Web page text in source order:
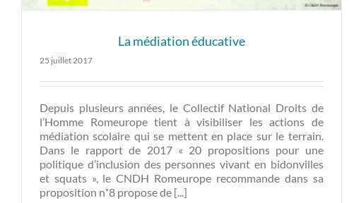
La médiation éducative
25 juillet 2017
Depuis plusieurs années, le Collectif National Droits de
l’Homme Romeurope tient à visibiliser les actions de
médiation scolaire qui se mettent en place sur le terrain.
Dans le rapport de 2017 « 20 propositions pour une
politique d’inclusion des personnes vivant en bidonvilles
et squats », le CNDH Romeurope recommande dans sa
proposition n˚8 propose de [...]